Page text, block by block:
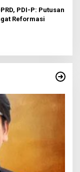
PDI-P: Putusan
Reformasi